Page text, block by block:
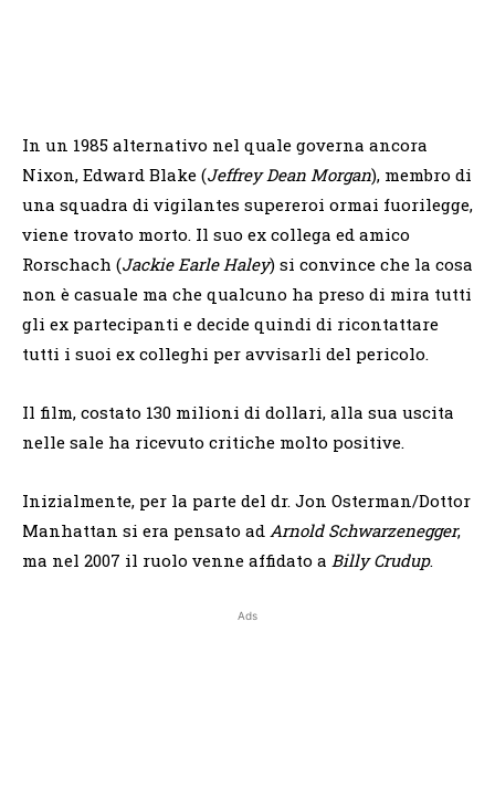
In un 1985 alternativo nel quale governa ancora
Nixon, Edward Blake (Jeffrey Dean Morgan), membro di
una squadra di vigilantes supereroi ormai fuorilegge,
viene trovato morto. Il suo ex collega ed amico
Rorschach (Jackie Earle Haley) si convince che la cosa
non è casuale ma che qualcuno ha preso di mira tutti
gli ex partecipanti e decide quindi di ricontattare
tutti i suoi ex colleghi per avvisarli del pericolo.
Il film, costato 130 milioni di dollari, alla sua uscita
nelle sale ha ricevuto critiche molto positive.
Inizialmente, per la parte del dr. Jon Osterman/Dottor
Manhattan si era pensato ad Arnold Schwarzenegger,
ma nel 2007 il ruolo venne affidato a Billy Crudup.
Ads